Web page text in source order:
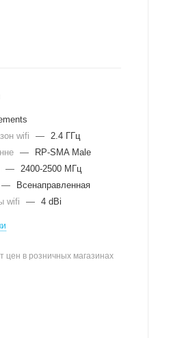
wifi
— 2.4 ГГц
—
RP-SMA Male
— 2400-2500 МГц
—
Всенаправленная
wifi
— 4 dBi
цен в розничных магазинах